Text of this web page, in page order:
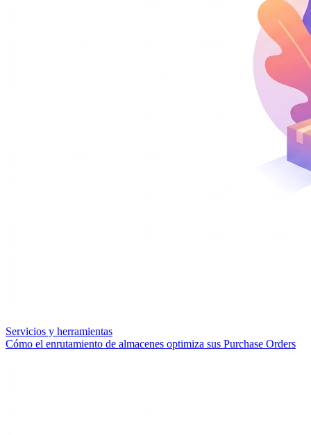
Servicios y herramientas
Cómo el enrutamiento de almacenes optimiza sus Purchase Orders